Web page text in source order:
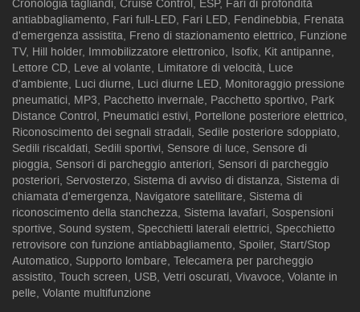
Cronologia tagliandi, Cruise Control, ESP, Fari di profondità
antiabbagliamento, Fari full-LED, Fari LED, Fendinebbia, Frenata
d'emergenza assistita, Freno di stazionamento elettrico, Funzione
TV, Hill holder, Immobilizzatore elettronico, Isofix, Kit antipanne,
Lettore CD, Leve al volante, Limitatore di velocità, Luce
d'ambiente, Luci diurne, Luci diurne LED, Monitoraggio pressione
pneumatici, MP3, Pacchetto invernale, Pacchetto sportivo, Park
Distance Control, Pneumatici estivi, Portellone posteriore elettrico,
Riconoscimento dei segnali stradali, Sedile posteriore sdoppiato,
Sedili riscaldati, Sedili sportivi, Sensore di luce, Sensore di
pioggia, Sensori di parcheggio anteriori, Sensori di parcheggio
posteriori, Servosterzo, Sistema di avviso di distanza, Sistema di
chiamata d'emergenza, Navigatore satellitare, Sistema di
riconoscimento della stanchezza, Sistema lavafari, Sospensioni
sportive, Sound system, Specchietti laterali elettrici, Specchietto
retrovisore con funzione antiabbagliamento, Spoiler, Start/Stop
Automatico, Supporto lombare, Telecamera per parcheggio
assistito, Touch screen, USB, Vetri oscurati, Vivavoce, Volante in
pelle, Volante multifunzione